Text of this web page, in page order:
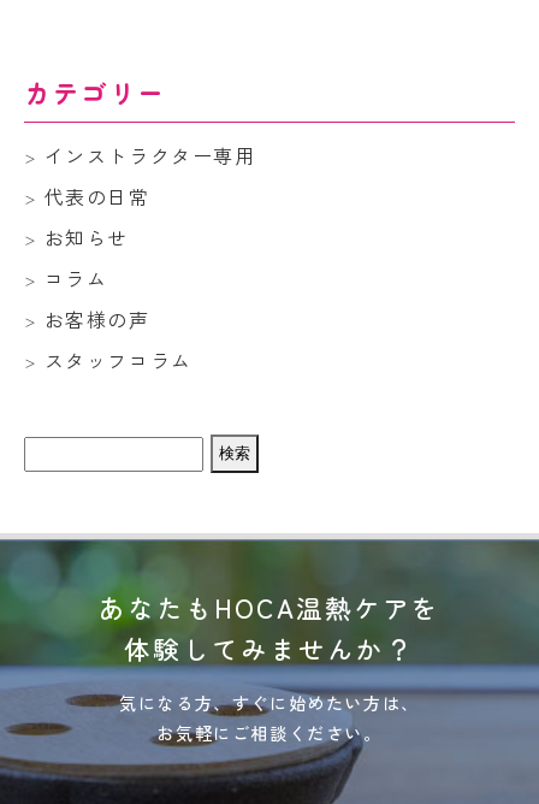
カテゴリー
インストラクター専用
代表の日常
お知らせ
コラム
お客様の声
スタッフコラム
検
索:
あなたもHOCA温熱ケアを
体験してみませんか？
気になる方、すぐに始めたい方は、
お気軽にご相談ください。